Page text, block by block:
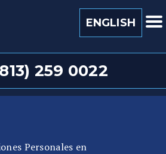
ENGLISH
259 0022
Personales en